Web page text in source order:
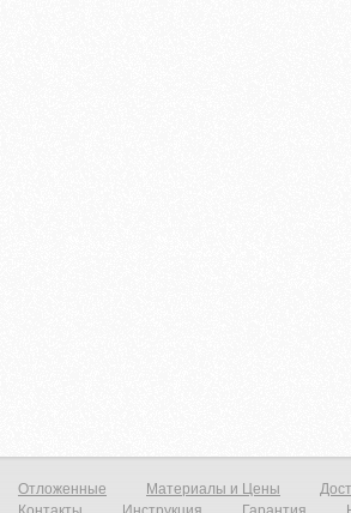
Отложенные Материалы и Цены